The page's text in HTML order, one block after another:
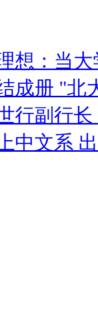
球
力深夜将其击毙
正
想：当
成册 "北
行副行
中文系